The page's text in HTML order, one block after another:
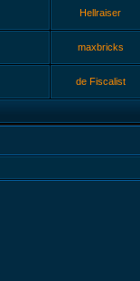
Hellraiser
maxbricks
de Fiscalist